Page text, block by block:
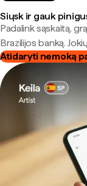
Siųsk ir gauk
Padalink sąskaitą,
Brazilijos banką.
Atidaryti nemoką